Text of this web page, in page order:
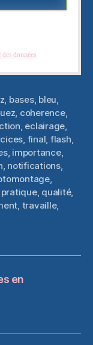
données
, bases, bleu,
, coherence,
, eclairage,
, final, flash,
, importance,
, notifications,
,
pratique, qualité,
, travaille,
en